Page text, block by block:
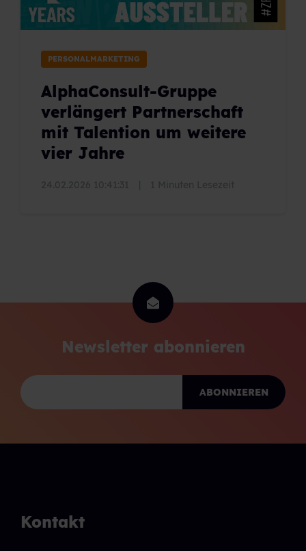
PERSONALMARKETING
AlphaConsult-Gruppe
verlängert Partnerschaft
mit Talention um weitere
vier Jahre
Newsletter abonnieren
Kontakt